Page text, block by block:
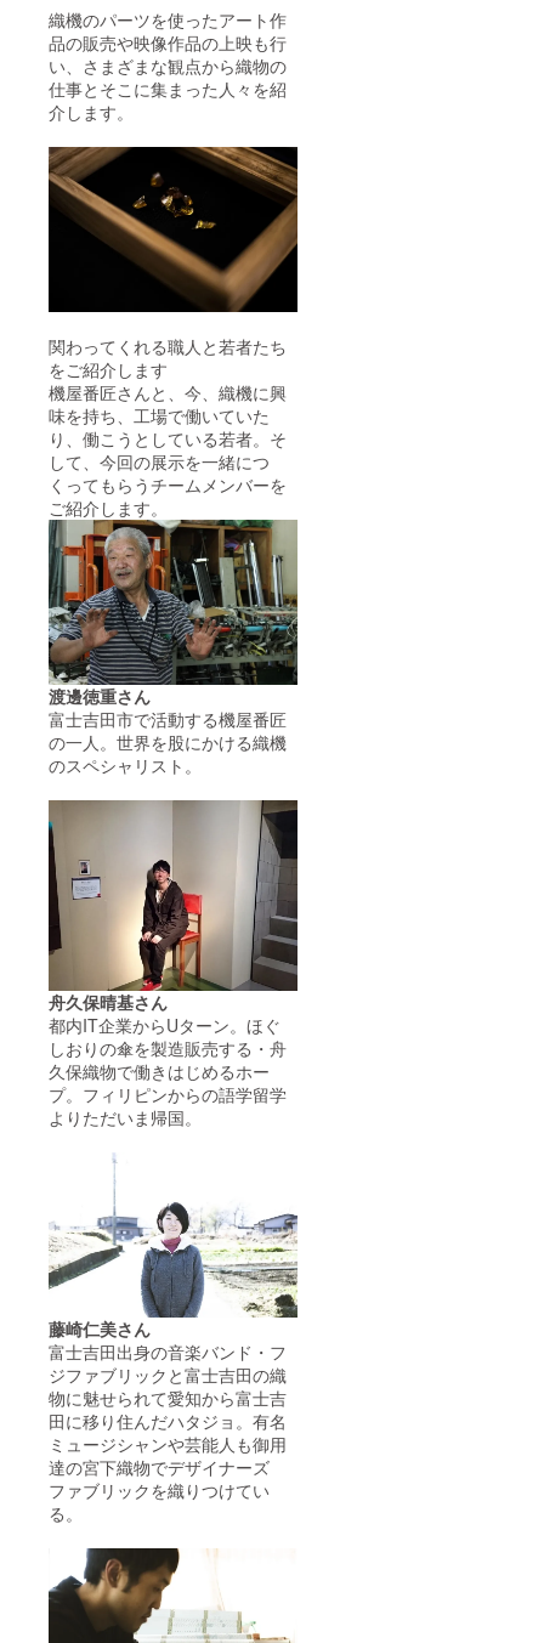
織機のパーツを使ったアート作
品の販売や映像作品の上映も行
い、さまざまな観点から織物の
仕事とそこに集まった人々を紹
介します。
関わってくれる職人と若者たち
をご紹介します
機屋番匠さんと、今、織機に興
味を持ち、工場で働いていた
り、働こうとしている若者。そ
して、今回の展示を一緒につ
くってもらうチームメンバーを
ご紹介します。
渡邊徳重さん
富士吉田市で活動する機屋番匠
の一人。世界を股にかける織機
のスペシャリスト。
舟久保晴基さん
都内IT企業からUターン。ほぐ
しおりの傘を製造販売する・舟
久保織物で働きはじめるホー
プ。フィリピンからの語学留学
よりただいま帰国。
藤崎仁美さん
富士吉田出身の音楽バンド・フ
ジファブリックと富士吉田の織
物に魅せられて愛知から富士吉
田に移り住んだハタジョ。有名
ミュージシャンや芸能人も御用
達の宮下織物でデザイナーズ
ファブリックを織りつけてい
る。